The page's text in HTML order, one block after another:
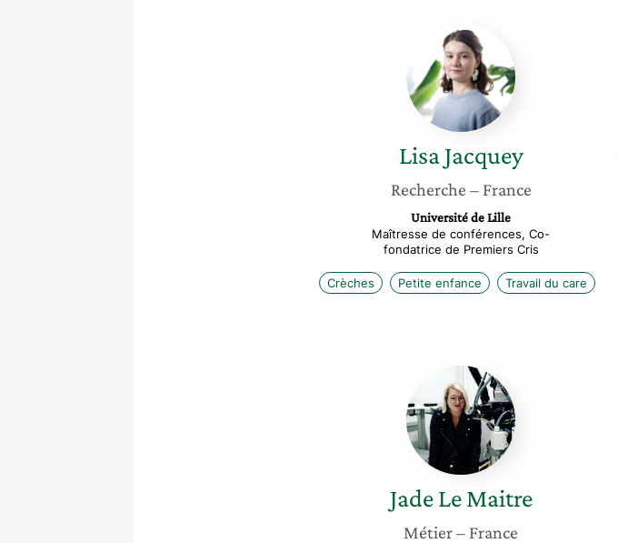
Lisa
Jacquey
Lisa Jacquey
Recherche – France
Université de Lille
Maîtresse de conférences, Co-
fondatrice de Premiers Cris
Crèches Petite enfance Travail du care
Jade
Le
Maitre
Jade Le Maitre
Métier– France